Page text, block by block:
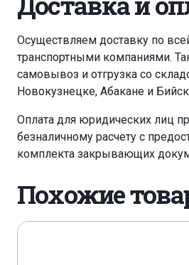
Осуществляем доставку по
транспортными компаниями.
самовывоз и отгрузка со
Новокузнецке, Абакане и
Оплата для юридических лиц
безналичному расчету с
комплекта закрывающих
Похожие